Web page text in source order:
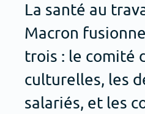
La santé au
Macron
trois : le comité
culturelles, les
salariés, et les